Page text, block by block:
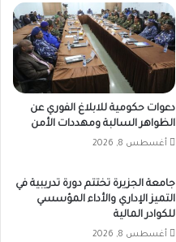
دعوات حكومية للابلاغ الفوري عن
الظواهر السالبة ومهددات الأمن
أغسطس 8, 2026
جامعة الجزيرة تختتم دورة تدريبية في
التميز الإداري والأداء المؤسسي
للكوادر المالية
أغسطس 8, 2026